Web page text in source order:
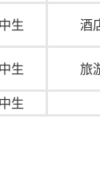
生 酒
生 旅
生